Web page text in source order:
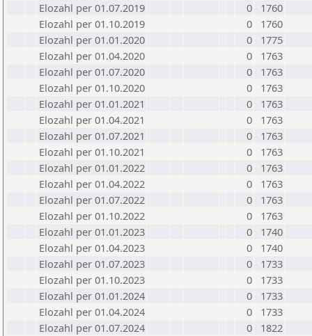
Elozahl per 01.07.2019
0
1760
Elozahl per 01.10.2019
0
1760
Elozahl per 01.01.2020
0
1775
Elozahl per 01.04.2020
0
1763
Elozahl per 01.07.2020
0
1763
Elozahl per 01.10.2020
0
1763
Elozahl per 01.01.2021
0
1763
Elozahl per 01.04.2021
0
1763
Elozahl per 01.07.2021
0
1763
Elozahl per 01.10.2021
0
1763
Elozahl per 01.01.2022
0
1763
Elozahl per 01.04.2022
0
1763
Elozahl per 01.07.2022
0
1763
Elozahl per 01.10.2022
0
1763
Elozahl per 01.01.2023
0
1740
Elozahl per 01.04.2023
0
1740
Elozahl per 01.07.2023
0
1733
Elozahl per 01.10.2023
0
1733
Elozahl per 01.01.2024
0
1733
Elozahl per 01.04.2024
0
1733
Elozahl per 01.07.2024
0
1822